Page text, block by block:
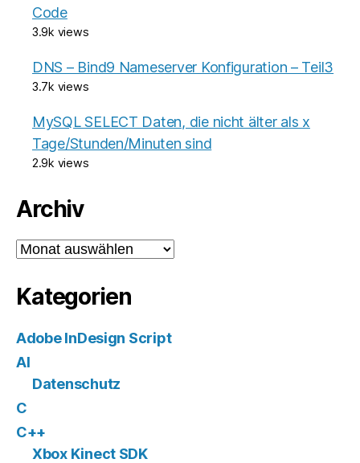
Code
3.9k views
DNS – Bind9 Nameserver Konfiguration – Teil3
3.7k views
MySQL SELECT Daten, die nicht älter als x
Tage/Stunden/Minuten sind
2.9k views
Archiv
Archiv
Kategorien
Adobe InDesign Script
AI
Datenschutz
C
C++
Xbox Kinect SDK